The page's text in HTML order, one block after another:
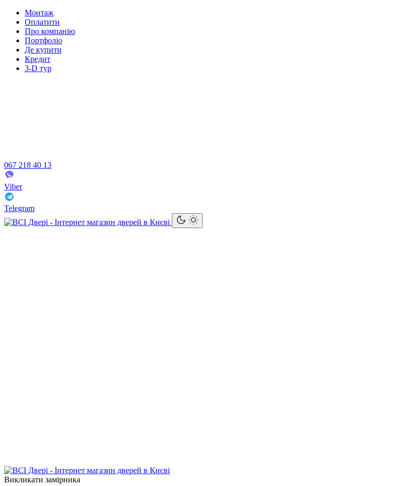
Монтаж
Оплатити
Про компанію
Портфоліо
Де купити
Кредит
3-D тур
067 218 40 13
Viber
Telegram
Викликати замірника